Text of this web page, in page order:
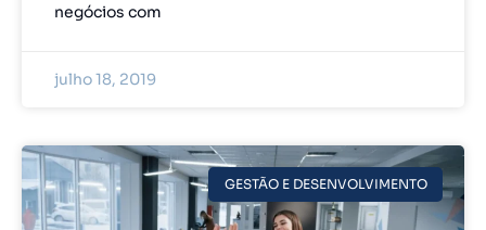
negócios com
julho 18, 2019
GESTÃO E DESENVOLVIMENTO